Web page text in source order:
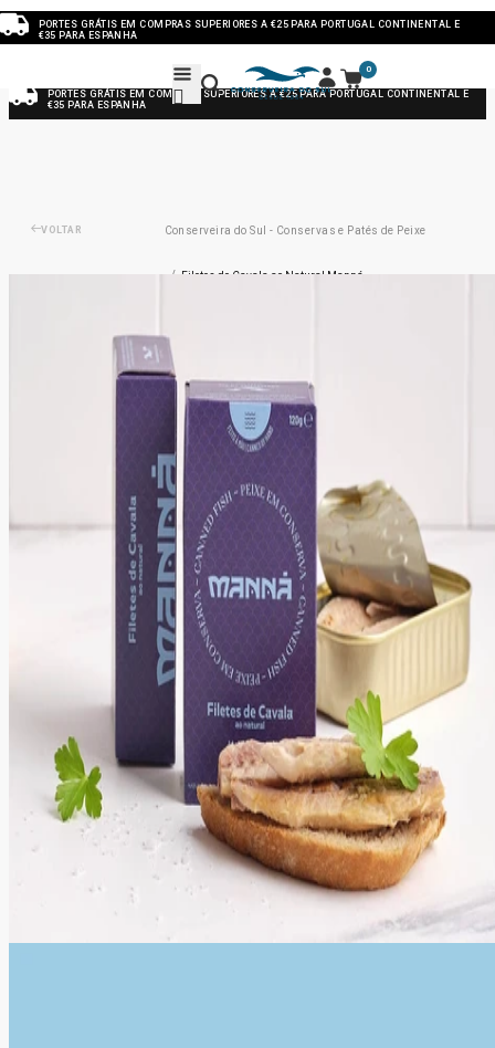
PORTES GRÁTIS EM COMPRAS SUPERIORES A €25 PARA PORTUGAL CONTINENTAL E
€35 PARA ESPANHA
0
PORTES GRÁTIS EM COMPRAS SUPERIORES A €25 PARA PORTUGAL CONTINENTAL E
€35 PARA ESPANHA
VOLTAR Conserveira do Sul - Conservas e Patés de Peixe
/ Filetes de Cavala ao Natural Manná